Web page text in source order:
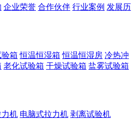
企业荣誉 合作伙伴 行业案例 发展历
箱 恒温恒湿箱 恒温恒湿房 冷热冲
老化试验箱 干燥试验箱 盐雾试验箱
机 电脑式拉力机 剥离试验机